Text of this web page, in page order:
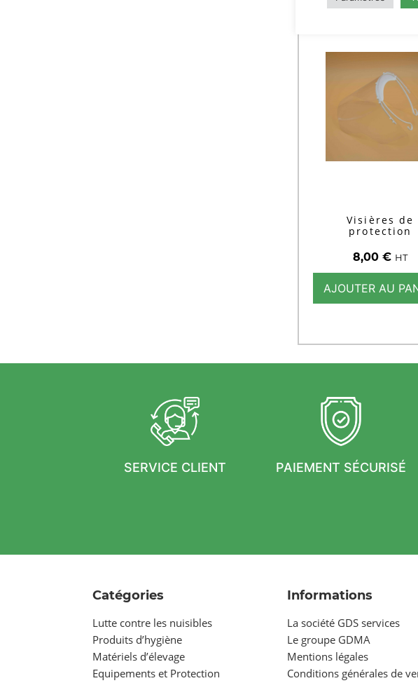
Visières de
protection
8,00€ HT
AJOUTER AU
SERVICE CLIENT PAIEMENT SÉCURISÉ
Catégories
Lutte contre les nuisibles
Produits d’hygiène
Matériels d’élevage
Equipements et Protection
Informations
La société GDS services
Le groupe GDMA
Mentions légales
Conditions générales de